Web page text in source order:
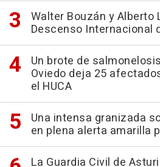
Walter Bouzán y Alberto
Descenso Internacional
Un brote de
Oviedo deja 25
el HUCA
Una intensa granizada
en plena alerta amarilla
La Guardia Civil de